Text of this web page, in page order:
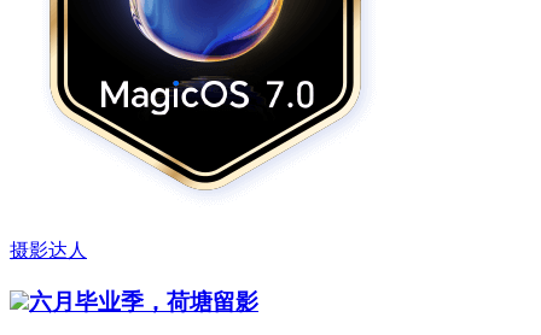
摄影达人
六月毕业季，荷塘留影